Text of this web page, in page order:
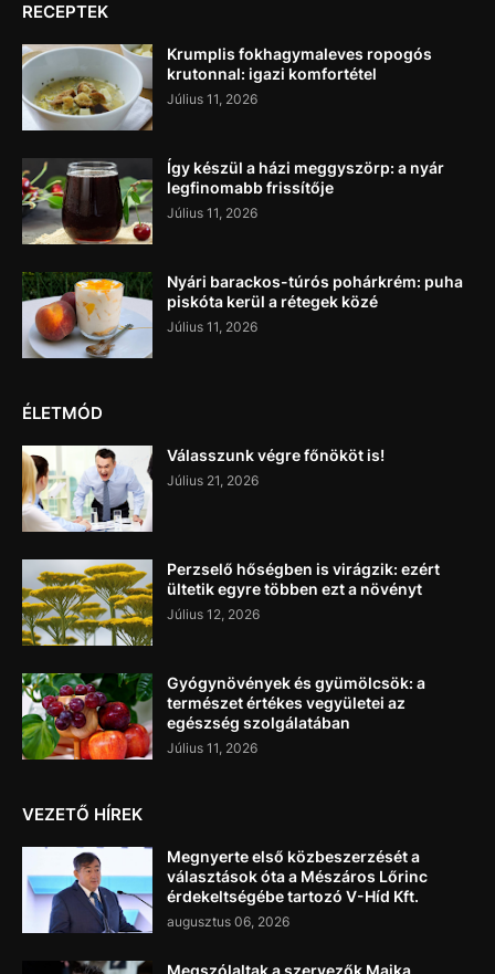
RECEPTEK
Krumplis fokhagymaleves ropogós
krutonnal: igazi komfortétel
Július 11, 2026
Így készül a házi meggyszörp: a nyár
legfinomabb frissítője
Július 11, 2026
Nyári barackos-túrós pohárkrém: puha
piskóta kerül a rétegek közé
Július 11, 2026
ÉLETMÓD
Válasszunk végre főnököt is!
Július 21, 2026
Perzselő hőségben is virágzik: ezért
ültetik egyre többen ezt a növényt
Július 12, 2026
Gyógynövények és gyümölcsök: a
természet értékes vegyületei az
egészség szolgálatában
Július 11, 2026
VEZETŐ HÍREK
Megnyerte első közbeszerzését a
választások óta a Mészáros Lőrinc
érdekeltségébe tartozó V-Híd Kft.
augusztus 06, 2026